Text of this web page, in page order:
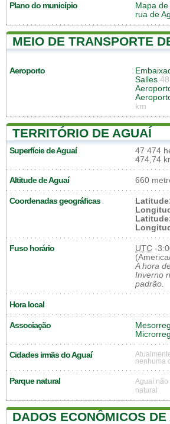
Plano do município Mapa de
rua de
MEIO DE TRANSPORTE
Aeroporto
Salles
km
TERRITÓRIO DE AGUAÍ
Superfície de Aguaí
47 474
474,74
Altitude de Aguaí 660
Coordenadas geográficas
Fuso horário UTC -
A hora
Inverno
padrão.
Hora local
Associação
Cidades irmãs do Aguaí
nenhuma
Parque natural
Aguaí não
natural
DADOS ECONÔMICOS DE